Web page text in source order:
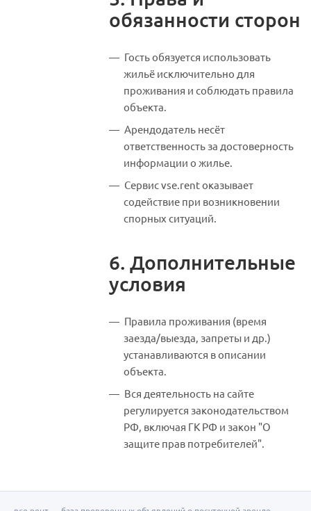
обязанности сторон
Гость обязуется использовать
жильё исключительно для
проживания и соблюдать правила
объекта.
Арендодатель несёт
ответственность за достоверность
информации о жилье.
Сервис vse.rent оказывает
содействие при возникновении
спорных ситуаций.
6. Дополнительные
условия
Правила проживания (время
заезда/выезда, запреты и др.)
устанавливаются в описании
объекта.
Вся деятельность на сайте
регулируется законодательством
РФ, включая ГК РФ и закон "О
защите прав потребителей".